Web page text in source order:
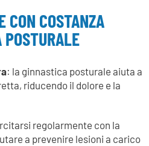
CON COSTANZA
: la ginnastica posturale aiuta a
riducendo il dolore e la
regolarmente con la
a prevenire lesioni a carico